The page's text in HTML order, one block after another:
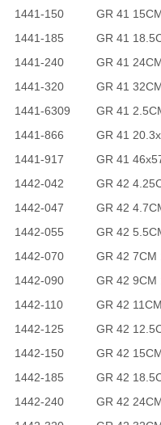
1441-150
GR 41
1441-185
GR 41
1441-240
GR 41
1441-320
GR 41
1441-6309
GR 41
1441-866
GR 41
1441-917
GR 41
1442-042
GR 42
1442-047
GR 42
1442-055
GR 42
1442-070
GR 42 7CM
1442-090
GR 42 9CM
1442-110
GR 42
1442-125
GR 42
1442-150
GR 42
1442-185
GR 42
1442-240
GR 42